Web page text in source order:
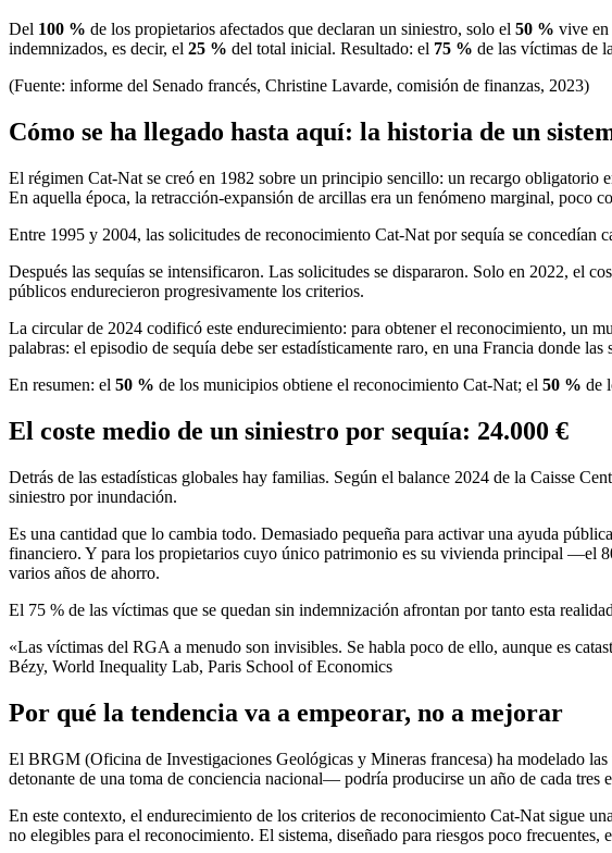
Del 100 % de los propietarios afectados que declaran un siniestro, solo el 50 % vive en
indemnizados, es decir, el 25 % del total inicial. Resultado: el 75 % de las víctimas de
(Fuente: informe del Senado francés, Christine Lavarde, comisión de finanzas, 2023)
Cómo se ha llegado hasta aquí: la historia de un
El régimen Cat-Nat se creó en 1982 sobre un principio sencillo: un recargo obligatorio
En aquella época, la retracción-expansión de arcillas era un fenómeno marginal, poco
Entre 1995 y 2004, las solicitudes de reconocimiento Cat-Nat por sequía se concedían
Después las sequías se intensificaron. Las solicitudes se dispararon. Solo en 2022, el
públicos endurecieron progresivamente los criterios.
La circular de 2024 codificó este endurecimiento: para obtener el reconocimiento, un
palabras: el episodio de sequía debe ser estadísticamente raro, en una Francia donde las
En resumen: el 50 % de los municipios obtiene el reconocimiento Cat-Nat; el 50 % de
El coste medio de un siniestro por sequía: 24.000 €
Detrás de las estadísticas globales hay familias. Según el balance 2024 de la Caisse
siniestro por inundación.
Es una cantidad que lo cambia todo. Demasiado pequeña para activar una ayuda
financiero. Y para los propietarios cuyo único patrimonio es su vivienda principal —el
varios años de ahorro.
El 75 % de las víctimas que se quedan sin indemnización afrontan por tanto esta
«Las víctimas del RGA a menudo son invisibles. Se habla poco de ello, aunque es
Bézy, World Inequality Lab, Paris School of Economics
Por qué la tendencia va a empeorar, no a mejorar
El BRGM (Oficina de Investigaciones Geológicas y Mineras francesa) ha modelado
detonante de una toma de conciencia nacional— podría producirse un año de cada tres
En este contexto, el endurecimiento de los criterios de reconocimiento Cat-Nat sigue
no elegibles para el reconocimiento. El sistema, diseñado para riesgos poco